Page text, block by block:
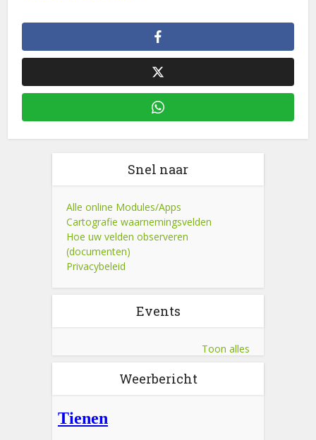
Snel naar
Alle online Modules/Apps
Cartografie waarnemingsvelden
Hoe uw velden observeren
(documenten)
Privacybeleid
Events
Toon alles
Weerbericht